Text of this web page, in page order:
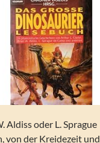
oder L. Sprague
von der Kreidezeit und